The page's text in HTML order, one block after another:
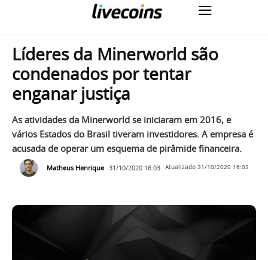
Líderes da Minerworld são
condenados por tentar
enganar justiça
As atividades da Minerworld se iniciaram em 2016, e
vários Estados do Brasil tiveram investidores. A empresa é
acusada de operar um esquema de pirâmide financeira.
Matheus Henrique 31/10/2020 16:03 Atualizado 31/10/2020 16:03